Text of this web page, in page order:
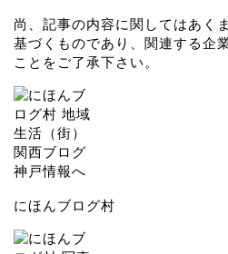
尚、記事の内容に関してはあく
基づくものであり、関連する企
ことをご了承下さい。
にほんブログ村